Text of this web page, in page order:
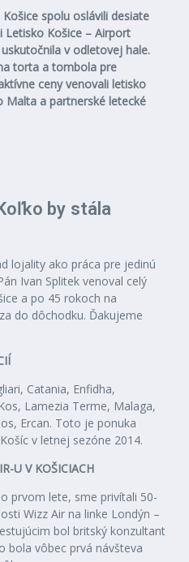
spolu oslávili desiate
Letisko Košice – Airport
v odletovej hale.
torta a tombola pre
ceny venovali letisko
Malta a partnerské letecké
by stála
lojality ako práca pre jedinú
Ivan Splitek venoval celý
a po 45 rokoch na
do dôchodku. Ďakujeme
Catania, Enfidha,
Lamezia Terme, Malaga,
Ercan. Toto je ponuka
v letnej sezóne 2014.
U V KOŠICIACH
prvom lete, sme privítali 50-
Wizz Air na linke Londýn –
bol britský konzultant
bola vôbec prvá návšteva